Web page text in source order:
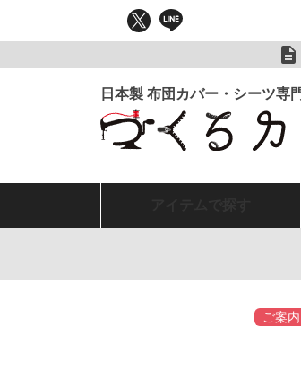
ご案内